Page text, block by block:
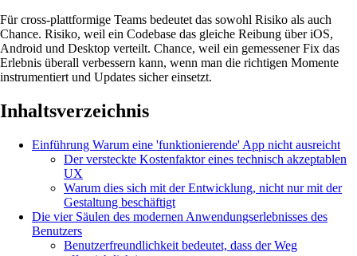
Für cross-plattformige Teams bedeutet das sowohl Risiko als auch
Chance. Risiko, weil ein Codebase das gleiche Reibung über iOS,
Android und Desktop verteilt. Chance, weil ein gemessener Fix das
Erlebnis überall verbessern kann, wenn man die richtigen Momente
instrumentiert und Updates sicher einsetzt.
Inhaltsverzeichnis
Einführung Warum eine 'funktionierende' App nicht ausreicht
Der versteckte Kostenfaktor eines technisch akzeptablen
UX
Warum dies sich mit der Entwicklung, nicht nur mit der
Gestaltung beschäftigt
Die vier Säulen des modernen Anwendungserlebnisses des
Benutzers
Benutzerfreundlichkeit bedeutet, dass der Weg